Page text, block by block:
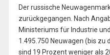
Der russische
zurückgegangen. Nach
Ministeriums für Industrie
1.495.750 Neuwagen (bis
sind 19 Prozent weniger als